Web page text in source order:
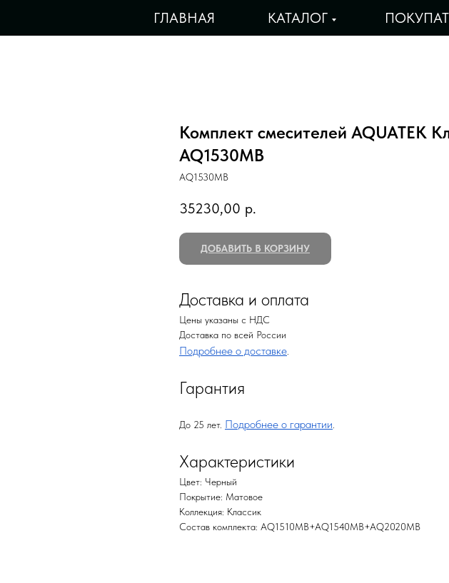
ГЛАВНАЯ КАТАЛОГ
Комплект смесителей AQUATEK
AQ1530MB
AQ1530MB
35230,00 р.
ДОБАВИТЬ В КОРЗИНУ
Доставка и оплата
Цены указаны с НДС
Доставка по всей России
Подробнее о доставке
Гарантия
До 25 лет. Подробнее о гарантии
Характеристики
Цвет: Черный
Покрытие: Матовое
Коллекция: Классик
Состав комплекта: AQ1510MB+AQ1540MB+AQ2020MB